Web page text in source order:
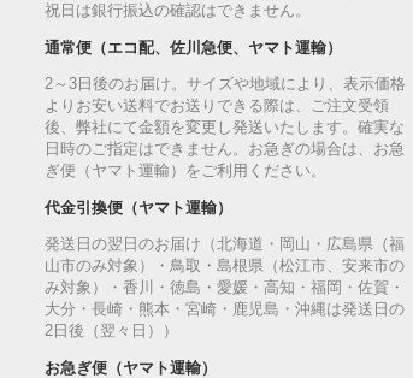
祝日は銀行振込の確認はできません。
通常便（エコ配、佐川急便、ヤマト運輸）
2～3日後のお届け。サイズや地域により、表示価格
よりお安い送料でお送りできる際は、ご注文受領
後、弊社にて金額を変更し発送いたします。確実な
日時のご指定はできません。お急ぎの場合は、お急
ぎ便（ヤマト運輸）をご利用ください。
代金引換便（ヤマト運輸）
発送日の翌日のお届け（北海道・岡山・広島県（福
山市のみ対象）・鳥取・島根県（松江市、安来市の
み対象）・香川・徳島・愛媛・高知・福岡・佐賀・
大分・長崎・熊本・宮崎・鹿児島・沖縄は発送日の
2日後（翌々日））
お急ぎ便（ヤマト運輸）